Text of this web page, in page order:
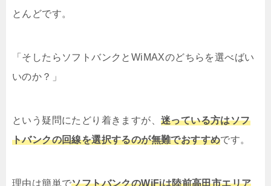
とんどです。
「そしたらソフトバンクとWiMAXのどちらを選べばい
いのか？」
という疑問にたどり着きますが、 迷っている方はソフ
トバンクの回線を選択するのが無難でおすすめです。
理由は簡単でソフトバンクのWiFiは陸前高田市エリア